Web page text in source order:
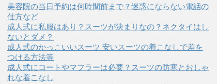
美容院の当日予約は何時間前まで？迷惑にならない電話の
仕方など
成人式に私服はあり？スーツが決まりなの？ネクタイはし
ないとダメ？
成人式のかっこいいスーツ 安いスーツの着こなしで差を
つける方法等
成人式にコートやマフラーは必要？スーツの防寒とおしゃ
れな着こなし